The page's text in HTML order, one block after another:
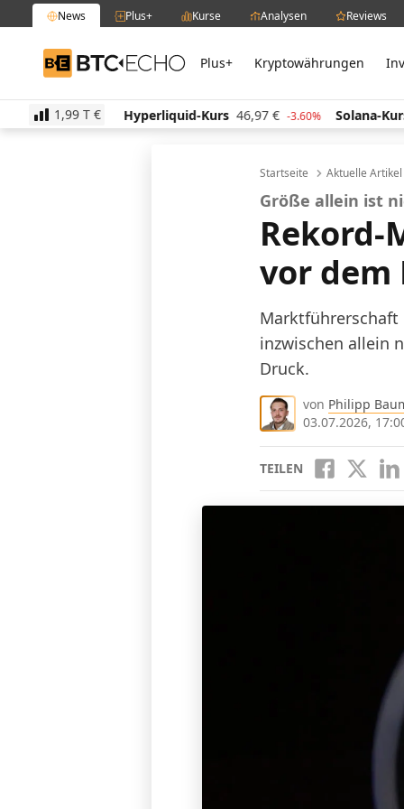
News Plus+ Kurse Analysen Reviews
BTC-ECHO Plus+ Kryptowährungen
1,99 T €
€ 0.10% Hyperliquid-Kurs 46,97 € -3.60% Solana-Kurs
Startseite Aktuelle
Größe allein ist
vor dem
Marktführerschaft
inzwischen allein
Druck.
von Philipp
03.07.2026,
TEILEN